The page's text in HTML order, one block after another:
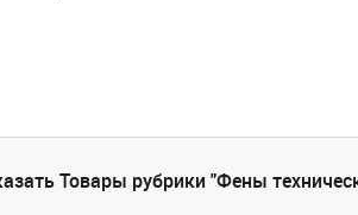
Товары рубрики "Фены